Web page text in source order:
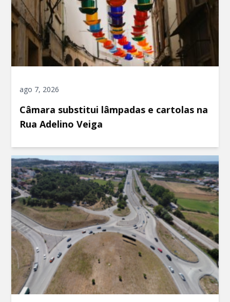
ago 7, 2026
Câmara substitui lâmpadas e cartolas na
Rua Adelino Veiga